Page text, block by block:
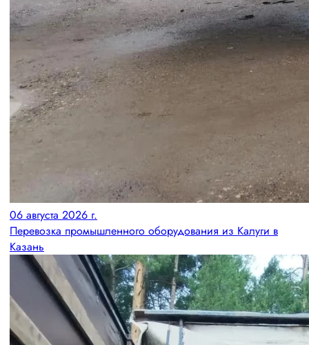
06 августа 2026 г.
Перевозка промышленного оборудования из Калуги в
Казань